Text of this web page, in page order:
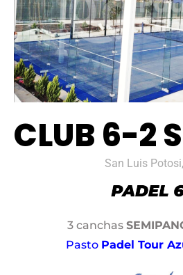
CLUB 6-2
San Luis
3 canchas
Pasto Padel Tour